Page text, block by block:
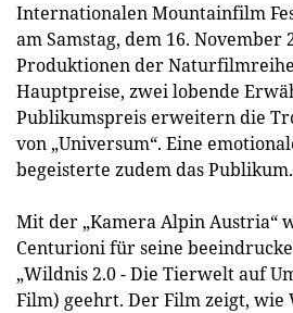
Internationalen Mountainfilm
am Samstag, dem 16. November
Produktionen der
Hauptpreise, zwei lobende
Publikumspreis erweitern die
von „Universum“. Eine
begeisterte zudem das
Mit der „Kamera Alpin Austria“
Centurioni für seine
„Wildnis 2.0 - Die Tierwelt auf
Film) geehrt. Der Film zeigt,